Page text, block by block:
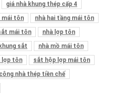
giá nhà khung thép cấp 4
mái tôn
nhà hai tầng mái tôn
mái tôn
nhà lợp tôn
sắt
nhà mồ mái tôn
lợp tôn
sắt hộp lợp mái tôn
nhà thép tiền chế